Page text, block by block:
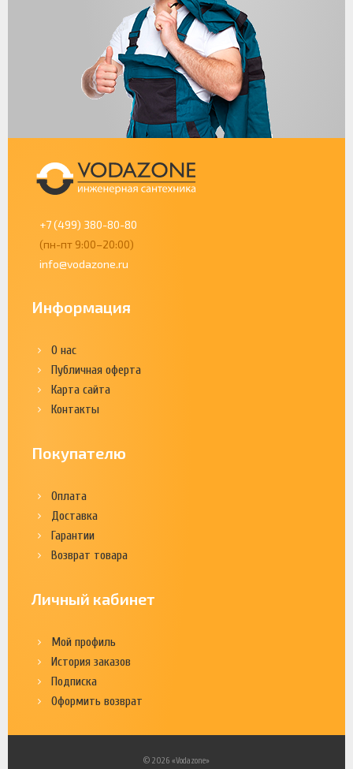
+7 (499) 380-80-80
(пн-пт 9:00–20:00)
info@vodazone.ru
Информация
О нас
Публичная оферта
Карта сайта
Контакты
Покупателю
Оплата
Доставка
Гарантии
Возврат товара
Личный кабинет
Мой профиль
История заказов
Подписка
Оформить возврат
© 2026 «Vodazone»